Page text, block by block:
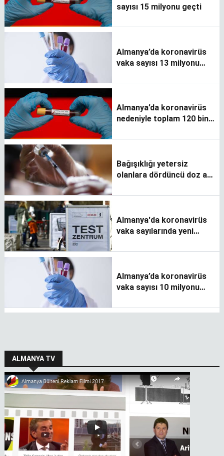
sayısı 15 milyonu geçti
Almanya’da koronavirüs
vaka sayısı 13 milyonu
Almanya’da koronavirüs
nedeniyle toplam 120 bin
Bağışıklığı yetersiz
olanlara dördüncü doz aşı
Almanya'da koronavirüs
vaka sayılarında yeni
Almanya’da koronavirüs
vaka sayısı 10 milyonu
ALMANYA TV